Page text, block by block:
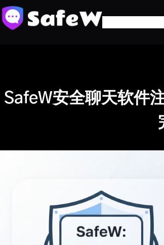
跳
至
内
SafeW安全聊天软件